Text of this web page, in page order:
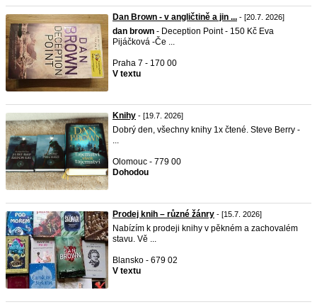
Dan Brown - v angličtině a jin ... - [20.7. 2026]
dan brown - Deception Point - 150 Kč Eva
Pijáčková -Če ...
Praha 7 - 170 00
V textu
Knihy - [19.7. 2026]
Dobrý den, všechny knihy 1x čtené. Steve Berry -
...
Olomouc - 779 00
Dohodou
Prodej knih – různé žánry - [15.7. 2026]
Nabízím k prodeji knihy v pěkném a zachovalém
stavu. Vě ...
Blansko - 679 02
V textu